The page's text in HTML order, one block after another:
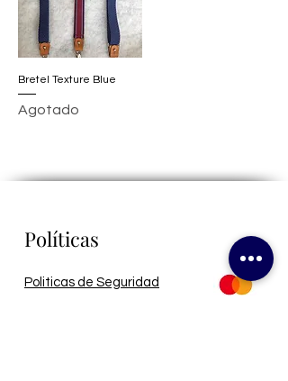
Bretel Texture Blue
Agotado
Políticas
Politicas de Seguridad